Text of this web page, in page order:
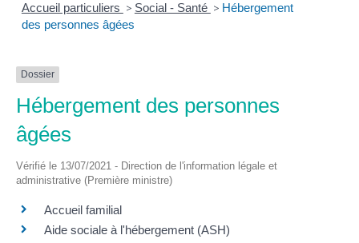
Accueil particuliers > Social - Santé > Hébergement
des personnes âgées
Dossier
Hébergement des personnes
âgées
Vérifié le 13/07/2021 - Direction de l'information légale et
administrative (Première ministre)
Accueil familial
Aide sociale à l'hébergement (ASH)